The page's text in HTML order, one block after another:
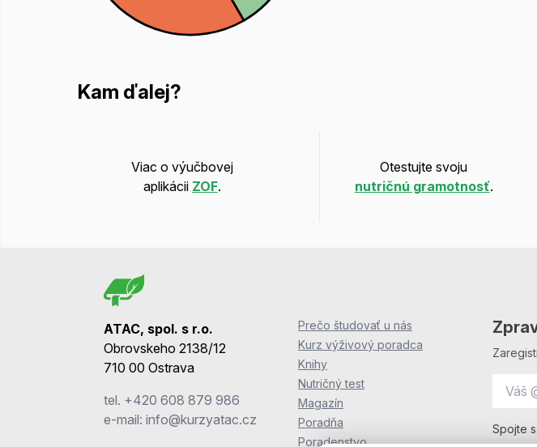
Kam ďalej?
Viac o výučbovej
aplikácii ZOF.
Otestujte svoju
nutričnú gramotnosť.
ATAC, spol. s r.o.
Obrovskeho 2138/12
710 00 Ostrava
tel. +420 608 879 986
e-mail: info@kurzyatac.cz
Prečo študovať u nás
Kurz výživový poradca
Knihy
Nutričný test
Magazín
Poradňa
Poradenstvo
Spojte